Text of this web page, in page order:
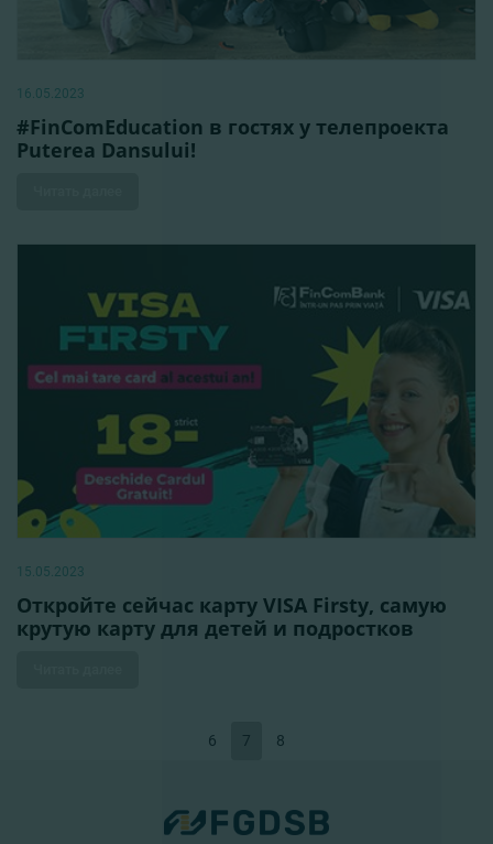
16.05.2023
#FinComEducation в гостях у телепроекта
Puterea Dansului!
15.05.2023
Откройте сейчас карту VISA Firsty, самую
крутую карту для детей и подростков
6 7 8